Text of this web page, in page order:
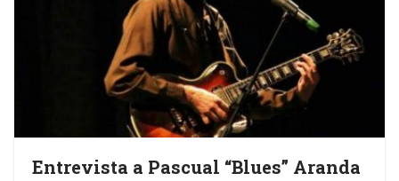
Entrevista a Pascual “Blues” Aranda